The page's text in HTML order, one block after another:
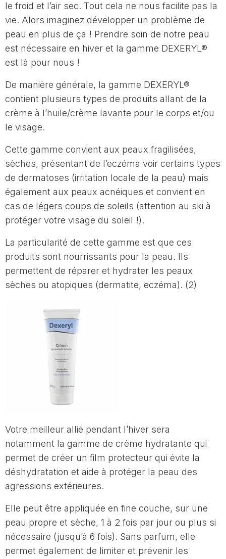
le froid et l’air sec. Tout cela ne nous facilite pas la
vie. Alors imaginez développer un problème de
peau en plus de ça ! Prendre soin de notre peau
est nécessaire en hiver et la gamme DEXERYL®
est là pour nous !
De manière générale, la gamme DEXERYL®
contient plusieurs types de produits allant de la
crème à l’huile/crème lavante pour le corps et/ou
le visage.
Cette gamme convient aux peaux fragilisées,
sèches, présentant de l’eczéma voir certains types
de dermatoses (irritation locale de la peau) mais
également aux peaux acnéiques et convient en
cas de légers coups de soleils (attention au ski à
protéger votre visage du soleil !).
La particularité de cette gamme est que ces
produits sont nourrissants pour la peau. Ils
permettent de réparer et hydrater les peaux
sèches ou atopiques (dermatite, eczéma). (2)
Votre meilleur allié pendant l’hiver sera
notamment la gamme de crème hydratante qui
permet de créer un film protecteur qui évite la
déshydratation et aide à protéger la peau des
agressions extérieures.
Elle peut être appliquée en fine couche, sur une
peau propre et sèche, 1 à 2 fois par jour ou plus si
nécessaire (jusqu’à 6 fois). Sans parfum, elle
permet également de limiter et prévenir les